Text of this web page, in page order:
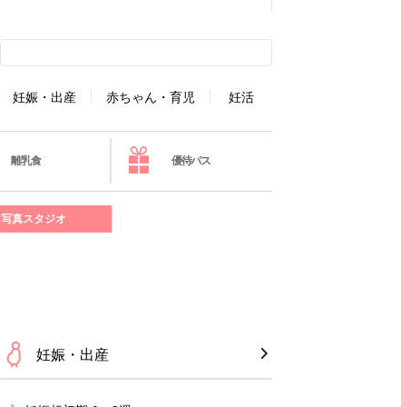
妊娠・出産 赤ちゃん・育児 妊活
離乳食 優待パス
写真スタジオ
妊娠・出産